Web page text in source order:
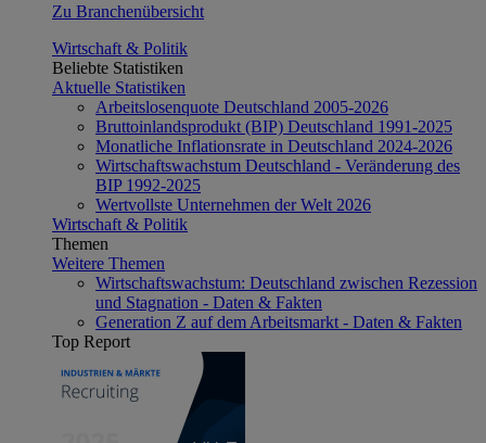
Zu Branchenübersicht
Wirtschaft & Politik
Beliebte Statistiken
Aktuelle Statistiken
Arbeitslosenquote Deutschland 2005-2026
Bruttoinlandsprodukt (BIP) Deutschland 1991-2025
Monatliche Inflationsrate in Deutschland 2024-2026
Wirtschaftswachstum Deutschland - Veränderung des
BIP 1992-2025
Wertvollste Unternehmen der Welt 2026
Wirtschaft & Politik
Themen
Weitere Themen
Wirtschaftswachstum: Deutschland zwischen Rezession
und Stagnation - Daten & Fakten
Generation Z auf dem Arbeitsmarkt - Daten & Fakten
Top Report